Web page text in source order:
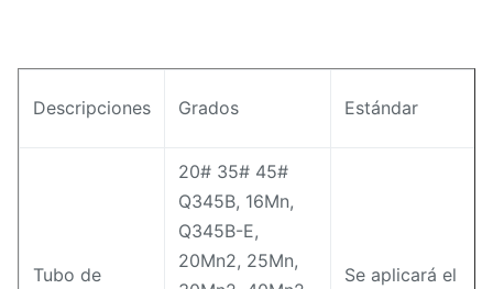
Descripciones Grados Estándar
Tubo de
20# 35# 45#
Q345B, 16Mn,
Q345B-E,
20Mn2, 25Mn,
Se aplicará el